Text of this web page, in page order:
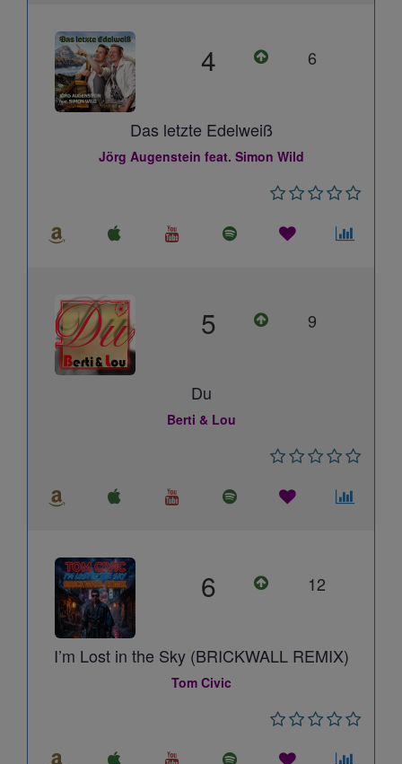
4 6
Das letzte Edelweiß
Jörg Augenstein feat. Simon Wild
5 9
Du
Berti & Lou
6 12
I’m Lost in the Sky (BRICKWALL REMIX)
Tom Civic